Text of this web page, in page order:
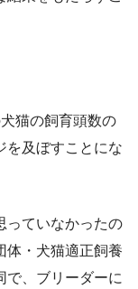
猫の飼育頭数の
を及ぼすことにな
っていなかったの
体・犬猫適正飼養
で、ブリーダーに